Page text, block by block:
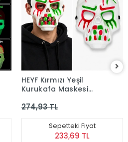
HEYF Kırmızı Yeşil
Kurukafa Maskesi
Maskesi
274,93 TL
Sepetteki Fiyat
233,69 TL